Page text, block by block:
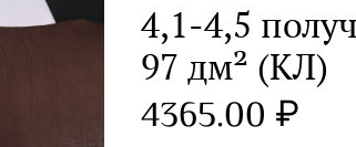
4,1-4,5
97 дм² (КЛ)
4365.00 ₽